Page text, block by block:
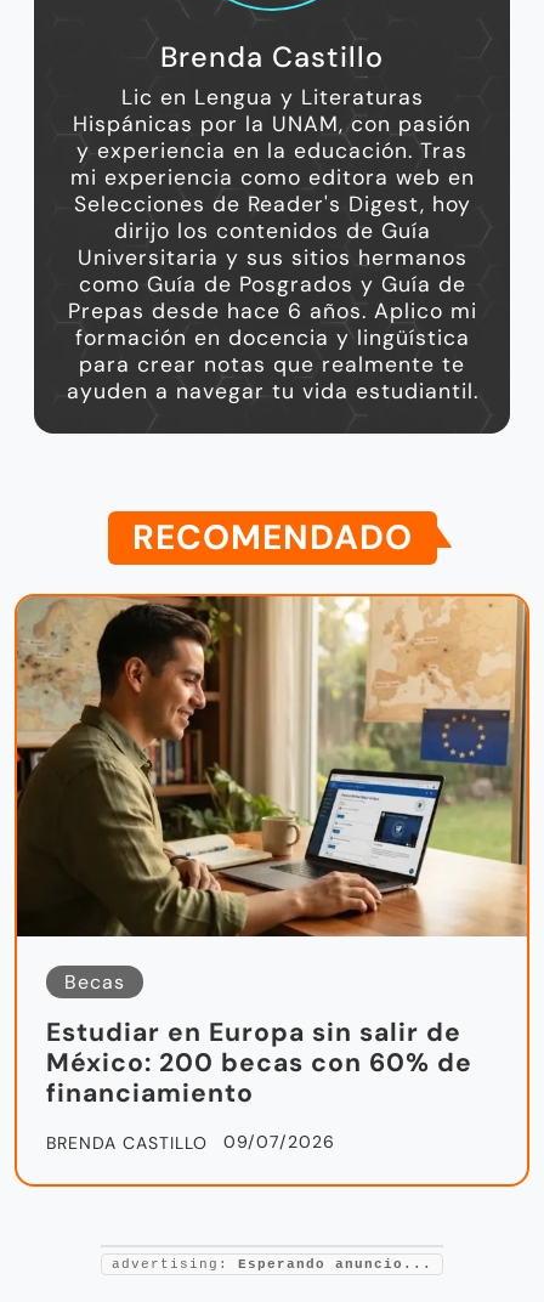
Brenda Castillo
Lic en Lengua y Literaturas
Hispánicas por la UNAM, con pasión
y experiencia en la educación. Tras
mi experiencia como editora web en
Selecciones de Reader's Digest, hoy
dirijo los contenidos de Guía
Universitaria y sus sitios hermanos
como Guía de Posgrados y Guía de
Prepas desde hace 6 años. Aplico mi
formación en docencia y lingüística
para crear notas que realmente te
RECOMENDADO
Becas
Estudiar en Europa sin salir de
financiamiento